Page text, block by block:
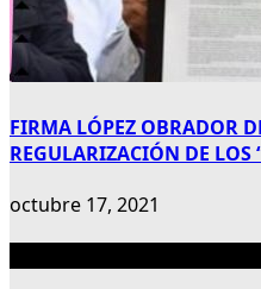
FIRMA LÓPEZ OBRADOR
REGULARIZACIÓN DE LOS
octubre 17, 2021